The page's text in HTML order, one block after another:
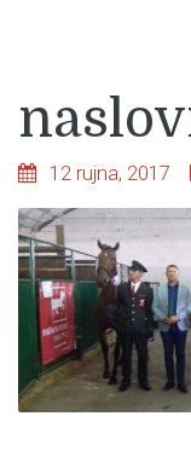
12 rujna, 2017